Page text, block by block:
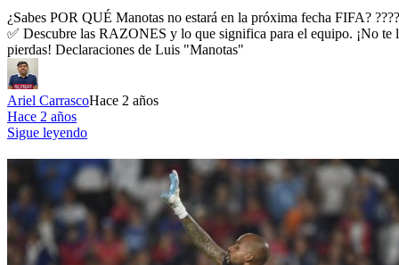
¿Sabes POR QUÉ Manotas no estará en la próxima fecha FIFA? ????
✅ Descubre las RAZONES y lo que significa para el equipo. ¡No te
pierdas! Declaraciones de Luis "Manotas"
Ariel CarrascoHace 2 años
Hace 2 años
Sigue leyendo